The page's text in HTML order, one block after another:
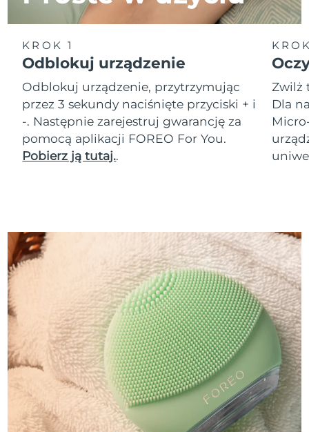
KROK 1
Odblokuj urządzenie
Odblokuj urządzenie, przytrzymując
przez 3 sekundy naciśnięte przyciski + i
-. Następnie zarejestruj gwarancję za
pomocą aplikacji FOREO For You.
Pobierz ją tutaj..
Zwilż
Dla